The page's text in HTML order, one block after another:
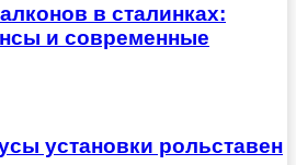
в сталинках:
и современные
установки рольставен